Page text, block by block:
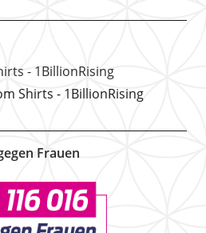
Shirts - 1BillionRising
Frauen